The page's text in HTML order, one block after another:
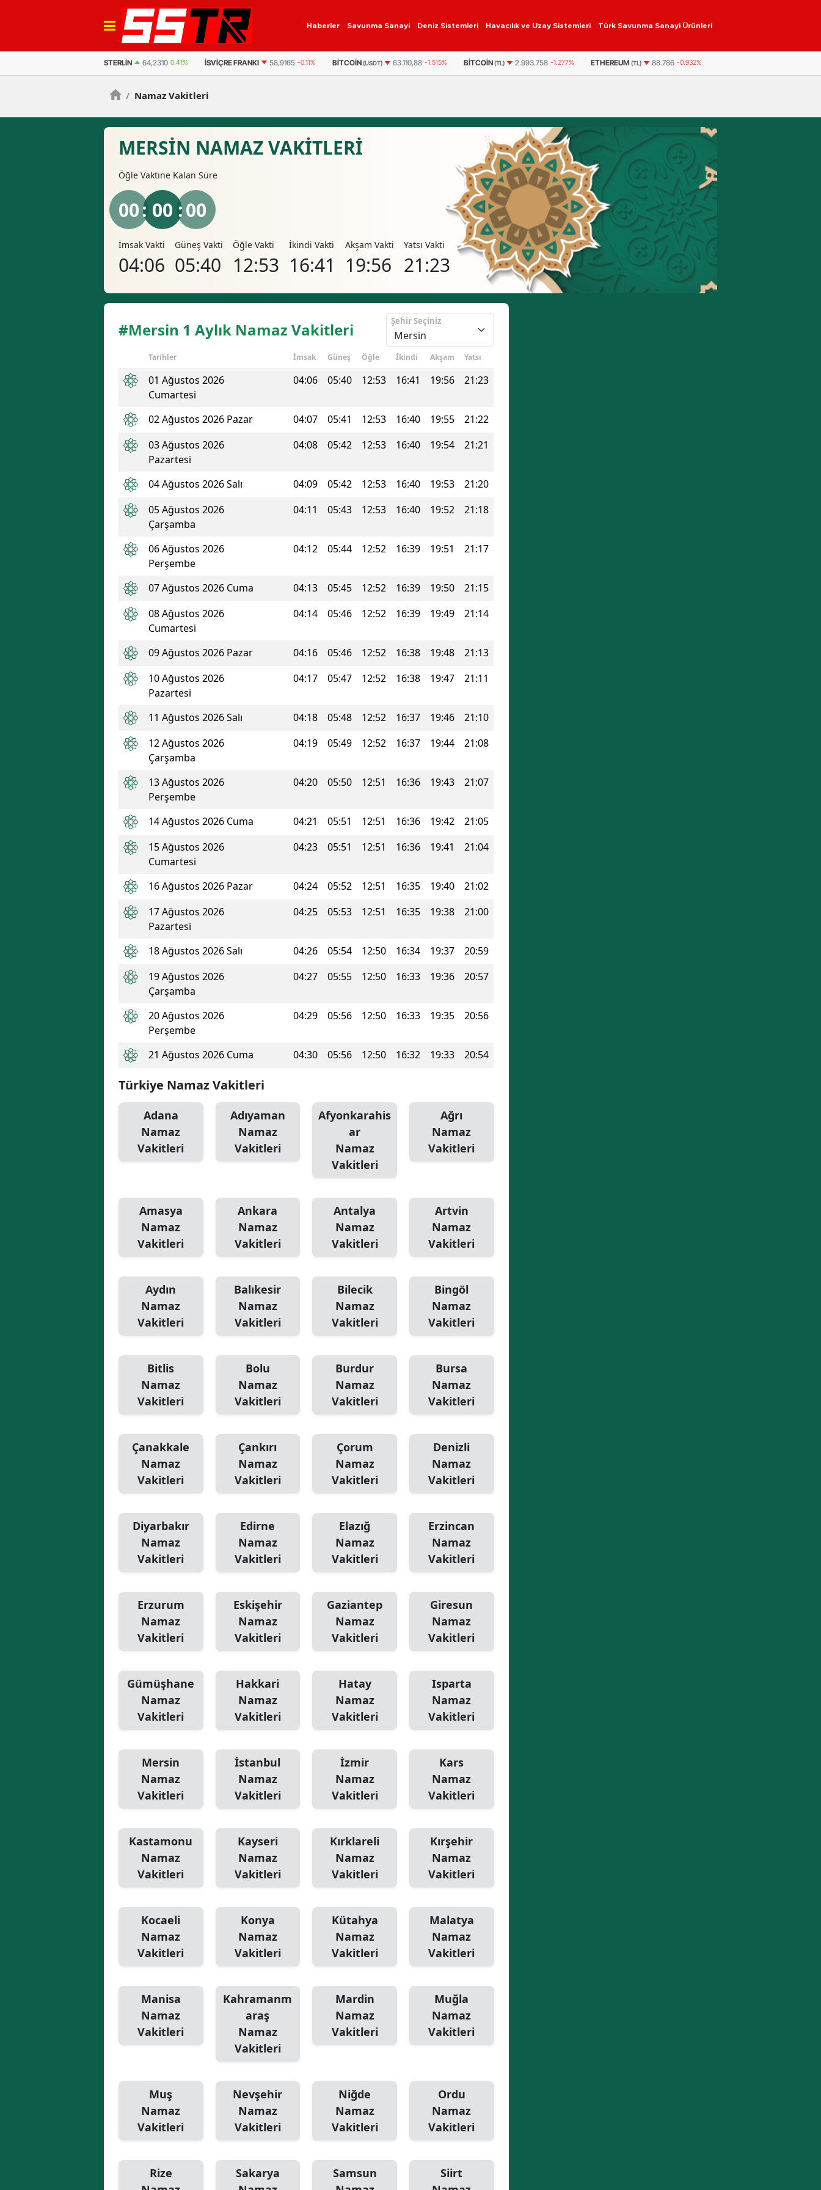
Haberler Savunma Sanayi Deniz Sistemleri Havacılık ve Uzay Sistemleri Türk Savunma Sanayi Ürünleri
İSVIÇRE FRANKI 58,9165 -0.11% BITCOIN(USDT) 63.110,88 -1.515% BITCOIN(TL) 2.993.758 -1.277% ETHEREUM(TL) 88.786 -0.932% GRAM ALTIN 6.175,37 -1,31%
/ Namaz Vakitleri
MERSIN NAMAZ VAKİTLERİ
Öğle Vaktine Kalan Süre
00: 00 :00
İmsak Vakti
04:06
Güneş Vakti
05:40
Öğle Vakti
12:53
İkindi Vakti
16:41
Akşam Vakti
19:56
Yatsı Vakti
21:23
#Mersin 1 Aylık Namaz Vakitleri Şehir Seçiniz
Tarihler İmsak Güneş Öğle İkindi Akşam Yatsı
01 Ağustos 2026
Cumartesi
04:06 05:40 12:53 16:41 19:56 21:23
02 Ağustos 2026 Pazar 04:07 05:41 12:53 16:40 19:55
21:22
03 Ağustos 2026
Pazartesi
04:08 05:42 12:53 16:40 19:54 21:21
04 Ağustos 2026 Salı 04:09 05:42 12:53 16:40 19:53
21:20
05 Ağustos 2026
Çarşamba
04:11 05:43 12:53 16:40 19:52 21:18
06 Ağustos 2026
Perşembe
04:12 05:44 12:52 16:39 19:51 21:17
07 Ağustos 2026 Cuma 04:13 05:45 12:52 16:39 19:50
21:15
08 Ağustos 2026
Cumartesi
04:14 05:46 12:52 16:39 19:49 21:14
09 Ağustos 2026 Pazar 04:16 05:46 12:52 16:38 19:48
21:13
10 Ağustos 2026
Pazartesi
04:17 05:47 12:52 16:38 19:47 21:11
11 Ağustos 2026 Salı 04:18 05:48 12:52 16:37 19:46
21:10
12 Ağustos 2026
Çarşamba
04:19 05:49 12:52 16:37 19:44 21:08
13 Ağustos 2026
Perşembe
04:20 05:50 12:51 16:36 19:43 21:07
14 Ağustos 2026 Cuma 04:21 05:51 12:51 16:36 19:42
21:05
15 Ağustos 2026
Cumartesi
04:23 05:51 12:51 16:36 19:41 21:04
16 Ağustos 2026 Pazar 04:24 05:52 12:51 16:35 19:40
21:02
17 Ağustos 2026
Pazartesi
04:25 05:53 12:51 16:35 19:38 21:00
18 Ağustos 2026 Salı 04:26 05:54 12:50 16:34 19:37
20:59
19 Ağustos 2026
Çarşamba
04:27 05:55 12:50 16:33 19:36 20:57
20 Ağustos 2026
Perşembe
04:29 05:56 12:50 16:33 19:35 20:56
21 Ağustos 2026 Cuma 04:30 05:56 12:50 16:32 19:33 20:54
Türkiye Namaz Vakitleri
Adana
Namaz
Vakitleri
Adıyaman
Namaz
Vakitleri
Afyonkarahis
ar
Namaz
Vakitleri
Ağrı
Namaz
Vakitleri
Amasya
Namaz
Vakitleri
Ankara
Namaz
Vakitleri
Antalya
Namaz
Vakitleri
Artvin
Namaz
Vakitleri
Aydın
Namaz
Vakitleri
Balıkesir
Namaz
Vakitleri
Bilecik
Namaz
Vakitleri
Bingöl
Namaz
Vakitleri
Bitlis
Namaz
Vakitleri
Bolu
Namaz
Vakitleri
Burdur
Namaz
Vakitleri
Bursa
Namaz
Vakitleri
Çanakkale
Namaz
Vakitleri
Çankırı
Namaz
Vakitleri
Çorum
Namaz
Vakitleri
Denizli
Namaz
Vakitleri
Diyarbakır
Namaz
Vakitleri
Edirne
Namaz
Vakitleri
Elazığ
Namaz
Vakitleri
Erzincan
Namaz
Vakitleri
Erzurum
Namaz
Vakitleri
Eskişehir
Namaz
Vakitleri
Gaziantep
Namaz
Vakitleri
Giresun
Namaz
Vakitleri
Gümüşhane
Namaz
Vakitleri
Hakkari
Namaz
Vakitleri
Hatay
Namaz
Vakitleri
Isparta
Namaz
Vakitleri
Mersin
Namaz
Vakitleri
İstanbul
Namaz
Vakitleri
İzmir
Namaz
Vakitleri
Kars
Namaz
Vakitleri
Kastamonu
Namaz
Vakitleri
Kayseri
Namaz
Vakitleri
Kırklareli
Namaz
Vakitleri
Kırşehir
Namaz
Vakitleri
Kocaeli
Namaz
Vakitleri
Konya
Namaz
Vakitleri
Kütahya
Namaz
Vakitleri
Malatya
Namaz
Vakitleri
Manisa
Namaz
Vakitleri
Kahramanm
araş
Namaz
Vakitleri
Mardin
Namaz
Vakitleri
Muğla
Namaz
Vakitleri
Muş
Namaz
Vakitleri
Nevşehir
Namaz
Vakitleri
Niğde
Namaz
Vakitleri
Ordu
Namaz
Vakitleri
Rize
Sakarya
Samsun
Siirt